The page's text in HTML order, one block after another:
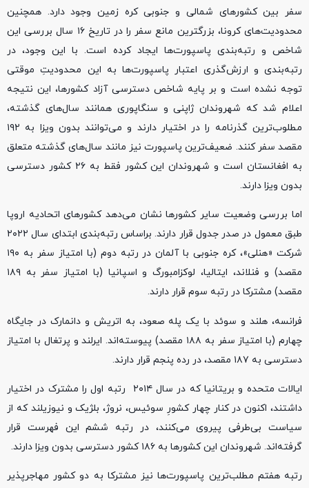
سفر بین کشورهای شمالی و جنوبی کره زمین وجود دارد. همچنین
محدودیت‌های کرونا، بزرگترین مانع سفر را در تاریخ ۱۶ سال بررسی این
شاخص و رتبه‌بندی پاسپورت‌ها ایجاد کرده است. با این وجود، در
رتبه‌بندی و ارزش‌گذری اعتبار پاسپورت‌ها به این محدودیتِ موقتی
توجه نشده است و بر پایه شاخص دسترسی آزاد کشورها، این نتیجه
اعلام شد که شهروندان ژاپنی و سنگاپوری همانند سال‌های گذشته،
مطلوب‌ترین گذرنامه را در اختیار دارند و می‌توانند بدون ویزا به ۱۹۲
مقصد سفر کنند. ضعیف‌ترین پاسپورت نیز مانند سال‌های گذشته متعلق
به افغانستان است و شهروندان این کشور فقط به ۲۶ کشور دسترسی
بدون ویزا دارند.
اما بررسی وضعیت سایر کشورها نشان می‌دهد کشورهای اتحادیه اروپا
طبق معمول در صدر جدول قرار دارند. براساس رتبه‌بندی ابتدای سال ۲۰۲۲
شرکت «هنلی»، کره جنوبی با آلمان در رتبه دوم (با امتیاز سفر به ۱۹۰
مقصد) و فنلاند، ایتالیا، لوکزامبورگ و اسپانیا (با امتیاز سفر به ۱۸۹
مقصد) مشترکا در رتبه سوم قرار دارند.
فرانسه، هلند و سوئد با یک پله صعود، به اتریش و دانمارک در جایگاه
چهارم (با امتیاز سفر به ۱۸۸ مقصد) پیوسته‌اند. ایرلند و پرتغال با امتیاز
دسترسی به ۱۸۷ مقصد، در رده پنجم قرار دارند.
ایالات متحده و بریتانیا که در سال ۲۰۱۴ رتبه اول را مشترک در اختیار
داشتند، اکنون در کنار چهار کشورِ سوئیس، نروژ، بلژیک و نیوزیلند که از
سیاست بی‌طرفی پیروی می‌کنند، در رتبه ششم این فهرست قرار
گرفته‌اند. شهروندان این کشورها به ۱۸۶ کشور دسترسی بدون ویزا دارند.
رتبه هفتم مطلب‌ترین پاسپورت‌ها نیز مشترکا به دو کشور مهاجرپذیر